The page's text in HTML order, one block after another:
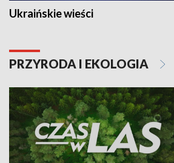
Ukraińskie wieści
PRZYRODA I EKOLOGIA